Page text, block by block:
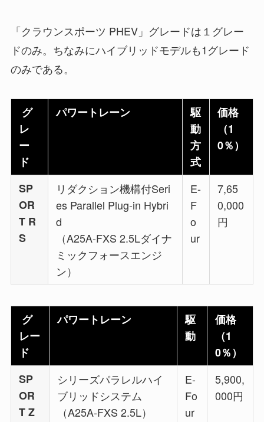
「クラウンスポーツ PHEV」グレードは１グレー
ドのみ。ちなみにハイブリッドモデルも1グレード
のみである。
グ
レ
ー
ド
パワートレーン
駆
動
方
式
価格
（1
0％）
SP
OR
T R
S
リダクション機構付Seri
es Parallel Plug-in Hybri
d
（A25A-FXS 2.5Lダイナ
ミックフォースエンジ
ン）
E-
F
o
ur
7,65
0,000
円
グ
レー
ド
パワートレーン
駆
動
価格
（1
0％）
SP
OR
T Z
シリーズパラレルハイ
ブリッドシステム
（A25A-FXS 2.5L）
E-
Fo
ur
5,900,
000円